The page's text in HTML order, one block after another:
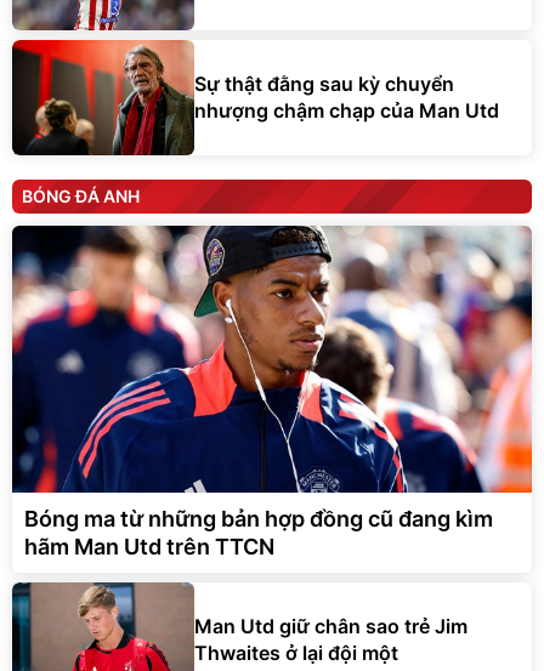
Sự thật đằng sau kỳ chuyển
nhượng chậm chạp của Man Utd
BÓNG ĐÁ ANH
Bóng ma từ những bản hợp đồng cũ đang kìm
hãm Man Utd trên TTCN
Man Utd giữ chân sao trẻ Jim
Thwaites ở lại đội một